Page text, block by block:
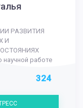
РАЗВИТИЯ
И
научной работе
324